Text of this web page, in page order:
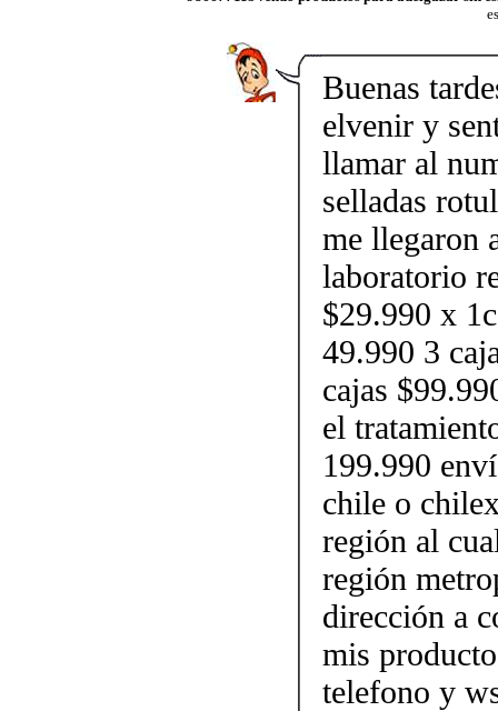
Buenas
elvenir y
llamar al
selladas
me llegaron
laboratorio
$29.990 x
49.990 3
cajas
el
199.990
chile o
región al
región
dirección a
mis
telefono y